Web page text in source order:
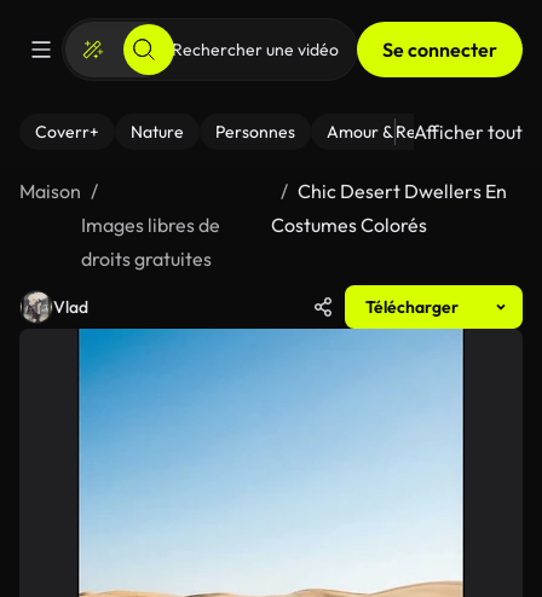
Se connecter
Coverr+ Nature Personnes Amour & Relations Le
Afficher tout
Maison
Images libres de
droits gratuites
Chic Desert Dwellers En
Costumes Colorés
Vlad Télécharger